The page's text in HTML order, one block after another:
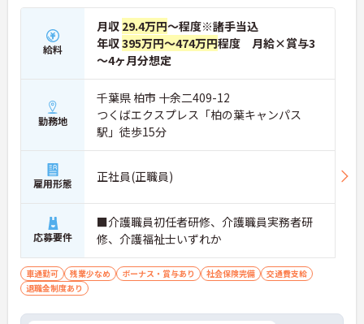
給料
月収 29.4万円～程度※諸手当込
年収395万円～474万円程度 月給×賞与3
～4ヶ月分想定
勤務地
千葉県 柏市 十余二409-12
つくばエクスプレス「柏の葉キャンパス
駅」徒歩15分
雇用形態 正社員(正職員)
応募要件
■介護職員初任者研修、介護職員実務者研
修、介護福祉士いずれか
車通勤可 残業少なめ ボーナス・賞与あり 社会保険完備
交通費支給
退職金制度あり